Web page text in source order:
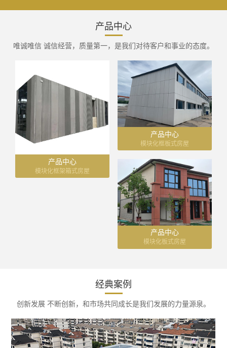
产品中心
唯诚唯信 诚信经营，质量第一，是我们对待客户和事业的态度。
产品中心
模块化框架箱式房屋
产品中心
模块化框板式房屋
产品中心
模块化板式房屋
经典案例
创新发展 不断创新，和市场共同成长是我们发展的力量源泉。